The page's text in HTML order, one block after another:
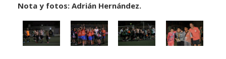
Nota y fotos: Adrián Hernández.